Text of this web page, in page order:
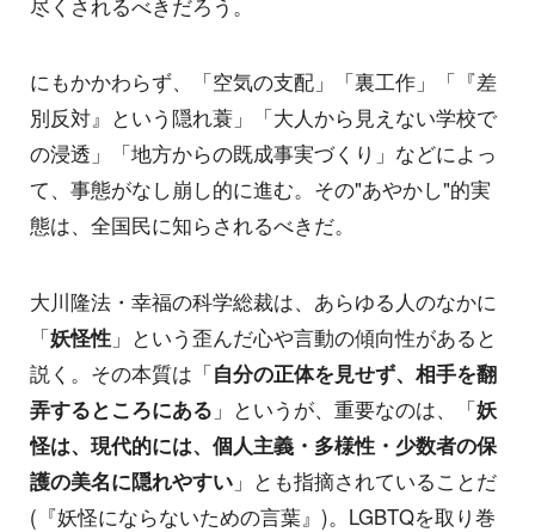
尽くされるべきだろう。
にもかかわらず、「空気の支配」「裏工作」「『差
別反対』という隠れ蓑」「大人から見えない学校で
の浸透」「地方からの既成事実づくり」などによっ
て、事態がなし崩し的に進む。その"あやかし"的実
態は、全国民に知らされるべきだ。
大川隆法・幸福の科学総裁は、あらゆる人のなかに
「妖怪性 」という歪んだ心や言動の傾向性があると
説く。その本質は「自分の正体を見せず、相手を翻
弄するところにある 」というが、重要なのは、「妖
怪は、現代的には、個人主義・多様性・少数者の保
護の美名に隠れやすい 」とも指摘されていることだ
(『妖怪にならないための言葉』)。LGBTQを取り巻